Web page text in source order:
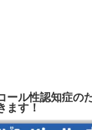
ール性認知症の
ます！